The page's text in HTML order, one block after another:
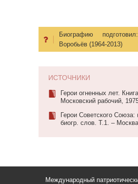
Биографию
Воробьёв (1964-2013)
ИСТОЧНИКИ
Герои огненных лет.
Московский рабочий,
Герои Советского Союза:
биогр. слов. Т.1. –
Международный